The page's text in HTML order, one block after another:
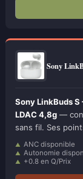
Sony
Sony LinkBuds
LDAC 4,8g —
sans fil. Ses
ANC disponible
Autonomie
+0.8 en Q/Prix